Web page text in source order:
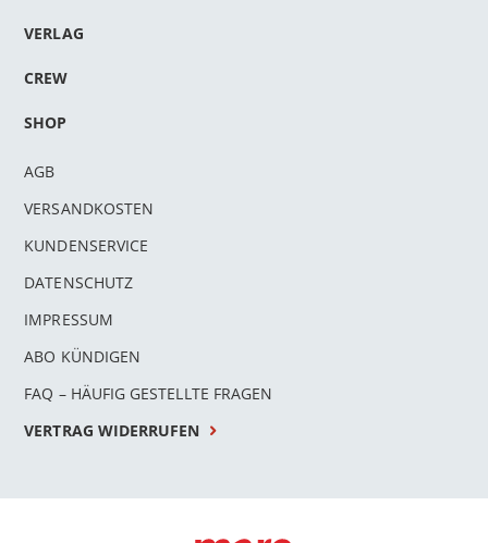
VERLAG
CREW
SHOP
AGB
VERSANDKOSTEN
KUNDENSERVICE
DATENSCHUTZ
IMPRESSUM
ABO KÜNDIGEN
FAQ – HÄUFIG GESTELLTE FRAGEN
VERTRAG WIDERRUFEN